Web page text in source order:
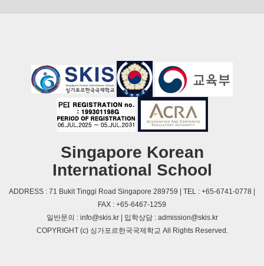
Singapore Korean
International School
ADDRESS : 71 Bukit Tinggi Road Singapore 289759 | TEL : +65-6741-0778 |
FAX : +65-6467-1259
일반문의 : info@skis.kr | 입학상담 : admission@skis.kr
COPYRIGHT (c) 싱가포르한국국제학교 All Rights Reserved.